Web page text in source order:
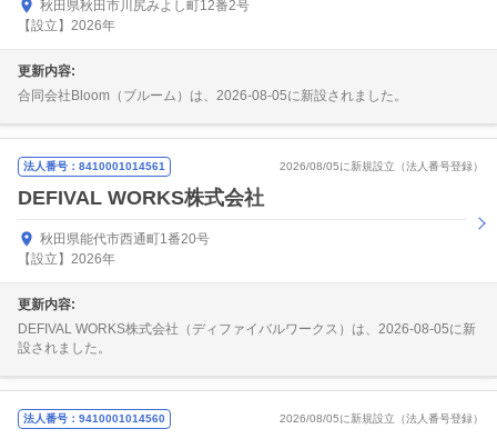
秋田県秋田市川尻みよし町12番2号
【設立】2026年
更新内容:
合同会社Bloom（ブルーム）は、2026-08-05に新設されました。
法人番号：8410001014561 2026/08/05に新規設立（法人番号登録）
DEFIVAL WORKS株式会社
秋田県能代市西通町1番20号
【設立】2026年
更新内容:
DEFIVAL WORKS株式会社（ディファイバルワークス）は、2026-08-05に新
設されました。
法人番号：9410001014560 2026/08/05に新規設立（法人番号登録）